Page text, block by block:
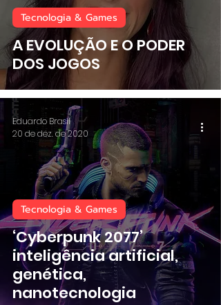
A EVOLUÇÃO E O PODER
DOS JOGOS
Tecnologia & Games
‘Cyberpunk 2077’
inteligência artificial,
genética,
nanotecnologia
Tecnologia & Games
Eduardo Brasil
20 de dez. de 2020